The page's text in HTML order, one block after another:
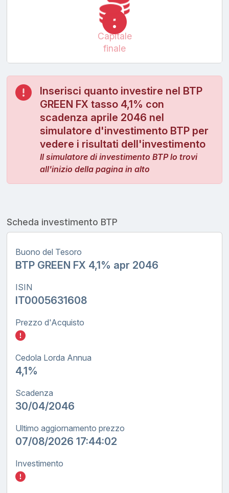
Capitale
finale
Inserisci quanto investire nel BTP
GREEN FX tasso 4,1% con
scadenza aprile 2046 nel
simulatore d'investimento BTP per
vedere i risultati dell'investimento
Il simulatore di investimento BTP lo trovi
all'inizio della pagina in alto
Scheda investimento BTP
Buono del Tesoro
BTP GREEN FX 4,1% apr 2046
ISIN
IT0005631608
Prezzo d'Acquisto
Inserisci quanto investire nel BTP GREEN
Cedola Lorda Annua
4,1%
Scadenza
30/04/2046
Ultimo aggiornamento prezzo
07/08/2026 17:44:02
Investimento
Inserisci quanto investire nel BTP GREEN